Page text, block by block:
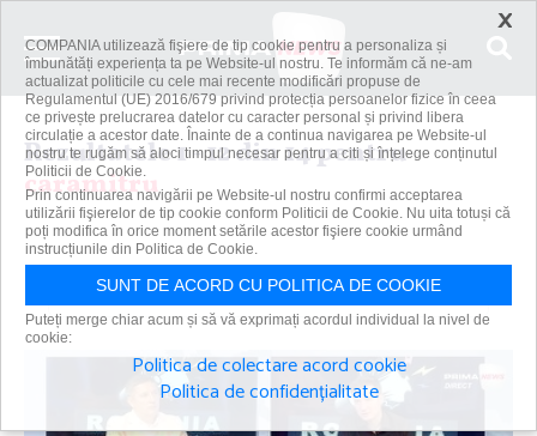
Rezultatele 1 - 12 din 14 pentru
caramitru
Caută
×
COMPANIA utilizează fişiere de tip cookie pentru a personaliza și
îmbunătăți experiența ta pe Website-ul nostru. Te informăm că ne-am
actualizat politicile cu cele mai recente modificări propuse de
Regulamentul (UE) 2016/679 privind protecția persoanelor fizice în ceea
ce privește prelucrarea datelor cu caracter personal și privind libera
circulație a acestor date. Înainte de a continua navigarea pe Website-ul
nostru te rugăm să aloci timpul necesar pentru a citi și înțelege conținutul
Politicii de Cookie.
Prin continuarea navigării pe Website-ul nostru confirmi acceptarea
utilizării fişierelor de tip cookie conform Politicii de Cookie. Nu uita totuși că
poți modifica în orice moment setările acestor fişiere cookie urmând
instrucțiunile din Politica de Cookie.
SUNT DE ACORD CU POLITICA DE COOKIE
Puteți merge chiar acum și să vă exprimați acordul individual la nivel de
cookie:
Politica de colectare acord cookie
Politica de confidențialitate